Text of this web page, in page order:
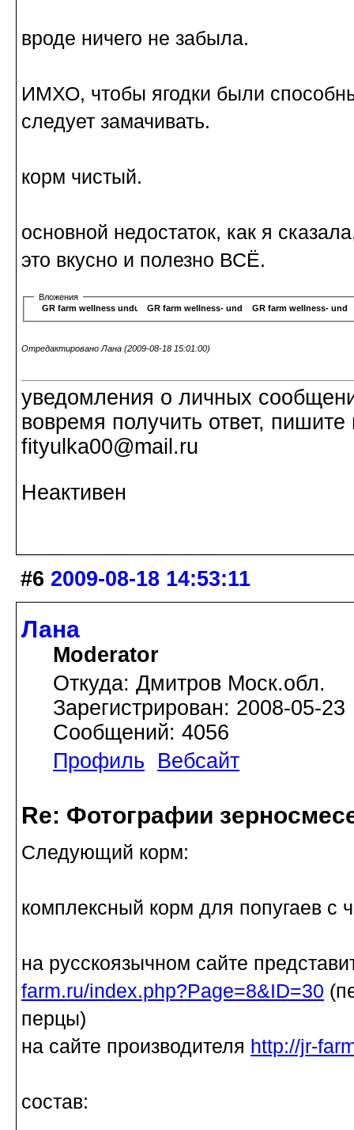
вроде ничего не забыла.
ИМХО, чтобы ягодки были
следует замачивать.
корм чистый.
основной недостаток, как я
это вкусно и полезно ВСЁ.
Вложения
GR farm wellness undulatus3-1.JPGGR farm wellness- undulatus2-1.JPG
GR farm wellness-
Отредактировано Лана (2009-08-18 15:01:00)
уведомления о личных
вовремя получить ответ,
fityulka00@mail.ru
Неактивен
#6 2009-08-18 14:53:11
Лана
Moderator
Откуда: Дмитров Моск.обл.
Зарегистрирован: 2008-05-23
Сообщений: 4056
Профиль
Вебсайт
Re: Фотографии
Следующий корм:
комплексный корм для попугаев с
на русскоязычном сайте
farm.ru/index.php?Page=8&ID=30
перцы)
на сайте производителя http://jr-
состав: